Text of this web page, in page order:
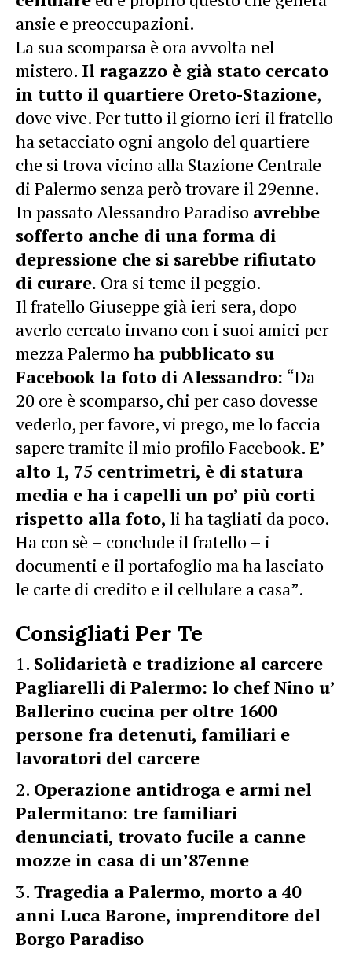
ansie e preoccupazioni.
La sua scomparsa è ora avvolta nel
mistero. Il ragazzo è già stato cercato
in tutto il quartiere Oreto-Stazione,
dove vive. Per tutto il giorno ieri il fratello
ha setacciato ogni angolo del quartiere
che si trova vicino alla Stazione Centrale
di Palermo senza però trovare il 29enne.
In passato Alessandro Paradiso avrebbe
sofferto anche di una forma di
depressione che si sarebbe rifiutato
di curare. Ora si teme il peggio.
Il fratello Giuseppe già ieri sera, dopo
averlo cercato invano con i suoi amici per
mezza Palermo ha pubblicato su
Facebook la foto di Alessandro: “Da
20 ore è scomparso, chi per caso dovesse
vederlo, per favore, vi prego, me lo faccia
sapere tramite il mio profilo Facebook. E’
alto 1, 75 centrimetri, è di statura
media e ha i capelli un po’ più corti
rispetto alla foto, li ha tagliati da poco.
Ha con sè – conclude il fratello – i
documenti e il portafoglio ma ha lasciato
le carte di credito e il cellulare a casa”.
Consigliati Per Te
Solidarietà e tradizione al carcere
Pagliarelli di Palermo: lo chef Nino u’
Ballerino cucina per oltre 1600
persone fra detenuti, familiari e
lavoratori del carcere
Operazione antidroga e armi nel
Palermitano: tre familiari
denunciati, trovato fucile a canne
mozze in casa di un’87enne
Tragedia a Palermo, morto a 40
anni Luca Barone, imprenditore del
Borgo Paradiso